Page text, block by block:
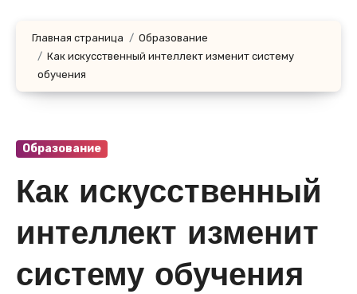
Главная страница
Образование
Как искусственный интеллект изменит систему
обучения
Образование
Как искусственный
интеллект изменит
систему обучения